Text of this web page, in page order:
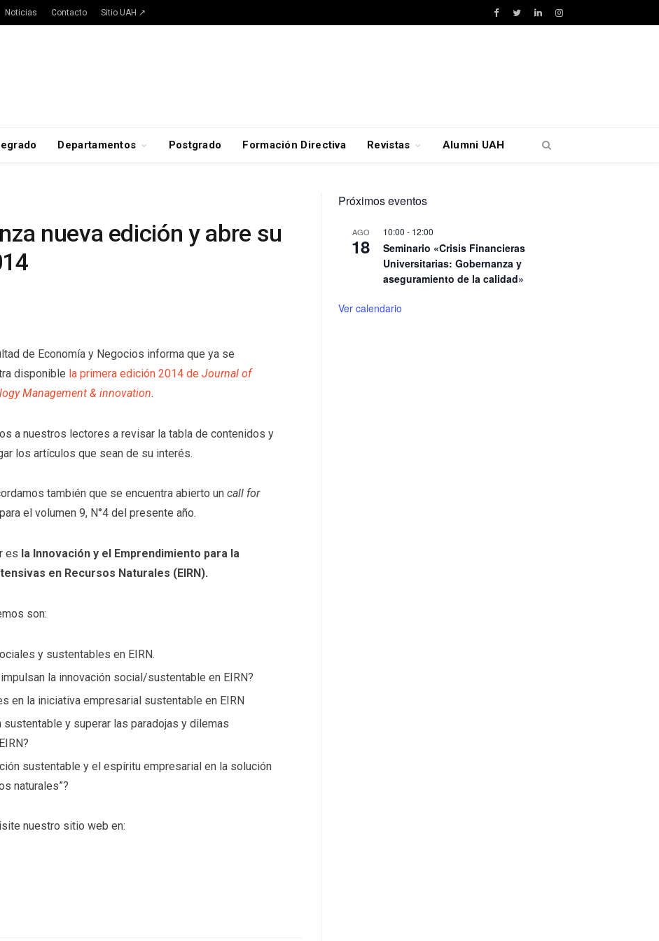
Noticias Contacto Sitio UAH ↗ Facebook
TwitterLinkedInInstagram
Departamentos Postgrado Formación Directiva Revistas Alumni UAH
nueva edición y abre su
de Economía y Negocios informa que ya se
disponible la primera edición 2014 deJournal of
Management & innovation.
a nuestros lectores a revisar la tabla de contenidos y
los artículos que sean de su interés.
también que se encuentra abierto uncall for
para el volumen 9, N°4 del presente año.
es la Innovación y el Emprendimiento para la
en Recursos Naturales (EIRN).
son:
y sustentables en EIRN.
la innovación social/sustentable en EIRN?
en la iniciativa empresarial sustentable en EIRN
sustentable y superar las paradojas y dilemas
sustentable y el espíritu empresarial en la solución
naturales”?
nuestro sitio web en:
Próximos eventos
AGO
18
10:00 - 12:00
Seminario «Crisis Financieras
Universitarias: Gobernanza y
aseguramiento de la calidad»
Ver calendario